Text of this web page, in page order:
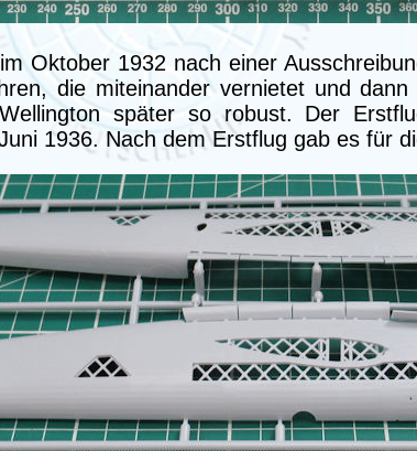
Oktober 1932 nach einer
die miteinander vernietet und
später so robust. Der
1936. Nach dem Erstflug gab es für